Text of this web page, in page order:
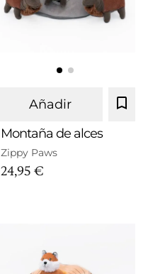
Añadir
Montaña de alces
Zippy Paws
24,95 €